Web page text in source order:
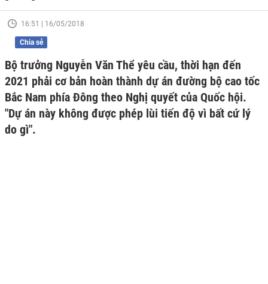
16:51 | 16/05/2018
Chia sẻ
Bộ trưởng Nguyễn Văn Thể yêu cầu, thời hạn đến
2021 phải cơ bản hoàn thành dự án đường bộ cao tốc
Bắc Nam phía Đông theo Nghị quyết của Quốc hội.
"Dự án này không được phép lùi tiến độ vì bất cứ lý
do gì".